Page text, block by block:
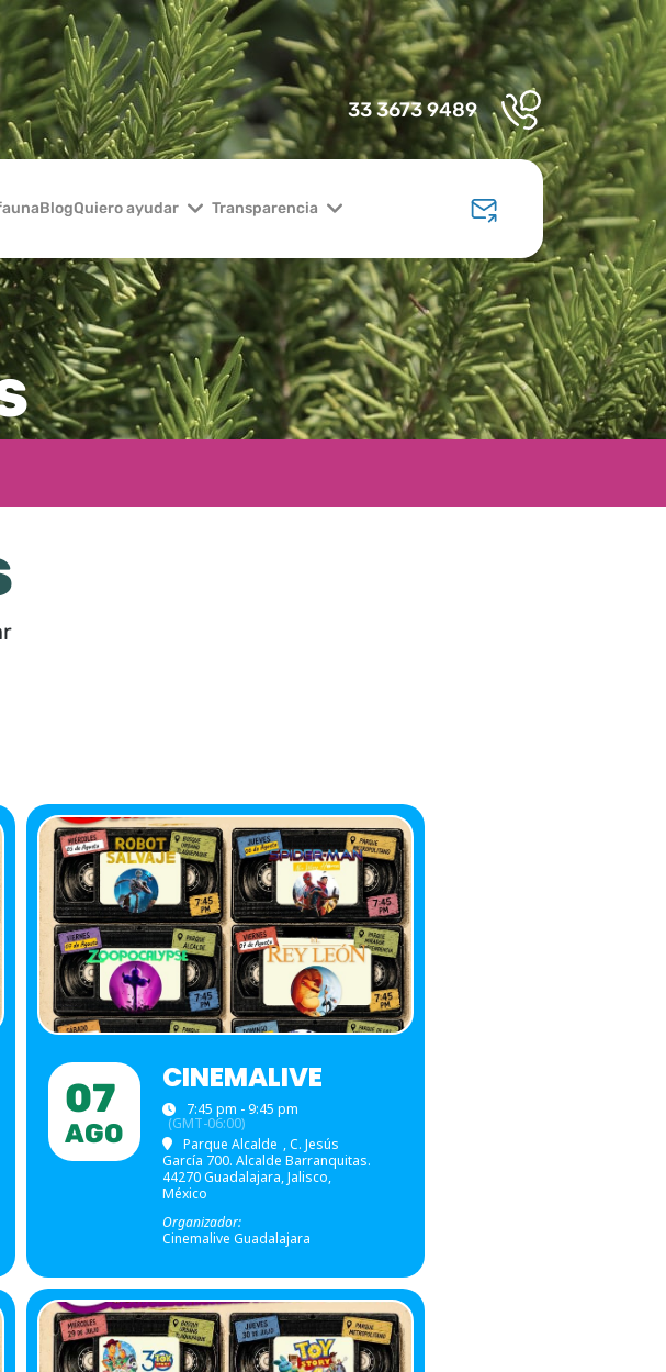
33 3673 9489
BlogQuiero ayudar Transparencia
07
AGO
CINEMALIVE
7:45 pm - 9:45 pm
(GMT-06:00)
Parque Alcalde , C. Jesús
García 700. Alcalde Barranquitas.
44270 Guadalajara, Jalisco,
México
Organizador:
Cinemalive Guadalajara